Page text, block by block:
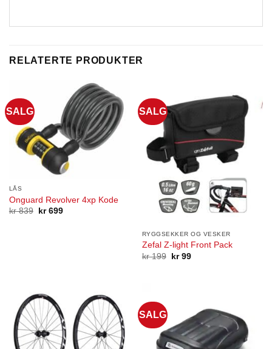
RELATERTE PRODUKTER
SALG
LÅS
Onguard Revolver 4xp Kode
kr839
Opprinnelig
kr699Nåværende
SALG
RYGGSEKKER OG VESKER
Zefal Z-light Front Pack
kr199
Opprinnelig
kr99Nåværende
SALG